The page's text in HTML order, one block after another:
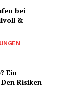
bei
&
Ein
Risiken